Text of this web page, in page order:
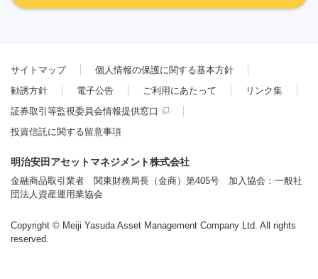
サイトマップ
個人情報の保護に関する基本方針
勧誘方針
電子公告 ご利用にあたって
リンク集
証券取引等監視委員会情報提供窓口
投資信託に関する留意事項
明治安田アセットマネジメント株式会社
金融商品取引業者 関東財務局長（金商）第405号 加入協会：一般社
団法人資産運用業協会
Copyright © Meiji Yasuda Asset Management Company Ltd. All rights
reserved.